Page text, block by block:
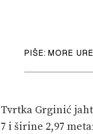
PIŠE: MORE
Tvrtka Grginić
7 i širine 2,97